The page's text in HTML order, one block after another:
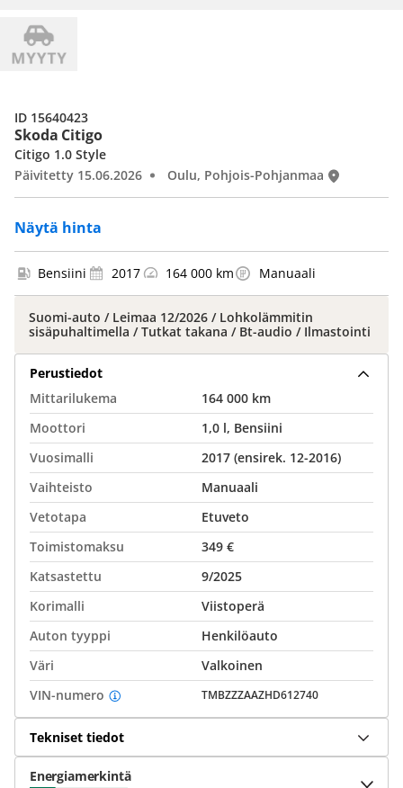
Skoda Citigo
Näytä hinta
Citigo 1.0 Style
Päivitetty 15.06.2026
Oulu, Pohjois-Pohjanmaa
ID 15640423
Bensiini 2017 164 000 km Manuaali
Suomi-auto / Leimaa 12/2026 / Lohkolämmitin
sisäpuhaltimella / Tutkat takana / Bt-audio / Ilmastointi
Perustiedot
Mittarilukema
164 000 km
Moottori
1,0 l, Bensiini
Vuosimalli
2017 (ensirek. 12-2016)
Vaihteisto
Manuaali
Vetotapa
Etuveto
Toimistomaksu
349 €
Katsastettu
9/2025
Korimalli
Viistoperä
Auton tyyppi
Henkilöauto
Väri
Valkoinen
VIN-numero
TMBZZZAAZHD612740
Tekniset tiedot
Energiamerkintä